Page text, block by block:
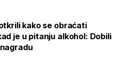
kako se obraćati
je u pitanju alkohol: Dobili